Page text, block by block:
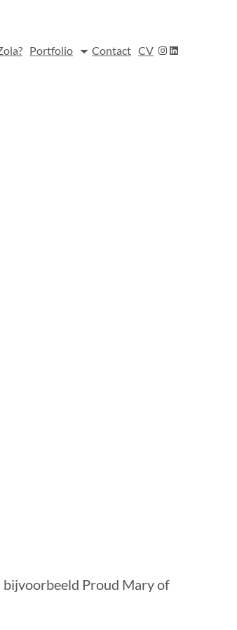
Portfolio Contact CV Instagram
LinkedIn
bijvoorbeeld Proud Mary of